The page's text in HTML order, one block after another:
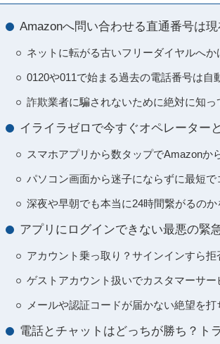
Amazonへ問い合わせる直通番号は
ネットに転がる古いフリーダイヤルへ
0120や011で始まる過去の電話番号は
詐欺業者に騙されないために絶対に知
イライラゼロで今すぐオペレーター
スマホアプリから数タップでAmazon
パソコン画面から迷子にならずに最短
深夜や早朝でも本当に24時間繋がるの
アプリにログインできない最悪の緊
アカウント乗っ取り？サインインすら
ゲストアカウント扱いでカスタマーサ
メールや認証コードが届かない絶望を
電話とチャットはどっちが勝ち？ト